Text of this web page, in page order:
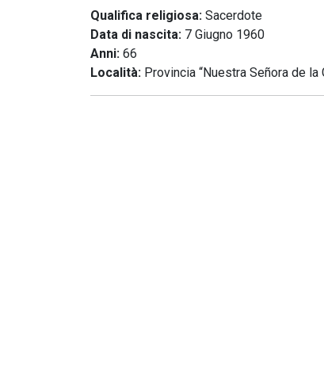
Qualifica religiosa: Sacerdote
Data di nascita: 7 Giugno 1960
Anni: 66
Località: Provincia “Nuestra Señora de la